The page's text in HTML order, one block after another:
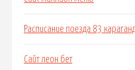
Расписание поезда 83
Сайт леон бет